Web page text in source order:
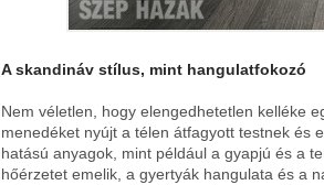
A skandináv stílus, mint hangulatfokozó
Nem véletlen, hogy elengedhetetlen kelléke
menedéket nyújt a télen átfagyott testnek és
hatású anyagok, mint például a gyapjú és a
hőérzetet emelik, a gyertyák hangulata és a